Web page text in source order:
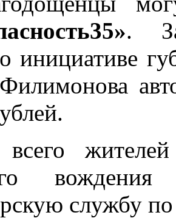
.
инициативе
службу